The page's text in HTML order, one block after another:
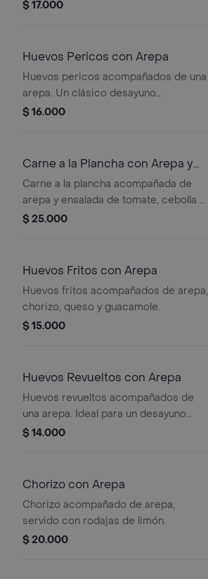
$ 17.000
Huevos Pericos con Arepa
Huevos pericos acompañados de una
arepa. Un clásico desayuno
colombiano.
$ 16.000
Carne a la Plancha con Arepa y
Ensalada
Carne a la plancha acompañada de
arepa y ensalada de tomate, cebolla y
aguacate.
$ 25.000
Huevos Fritos con Arepa
Huevos fritos acompañados de arepa,
chorizo, queso y guacamole.
$ 15.000
Huevos Revueltos con Arepa
Huevos revueltos acompañados de
una arepa. Ideal para un desayuno
completo.
$ 14.000
Chorizo con Arepa
Chorizo acompañado de arepa,
servido con rodajas de limón.
$ 20.000